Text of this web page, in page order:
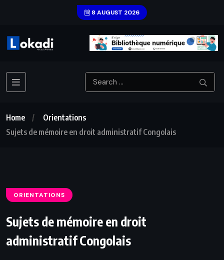
8 AUGUST 2026
Home
Orientations
Sujets de mémoire en droit administratif Congolais
ORIENTATIONS
Sujets de mémoire en droit
administratif Congolais